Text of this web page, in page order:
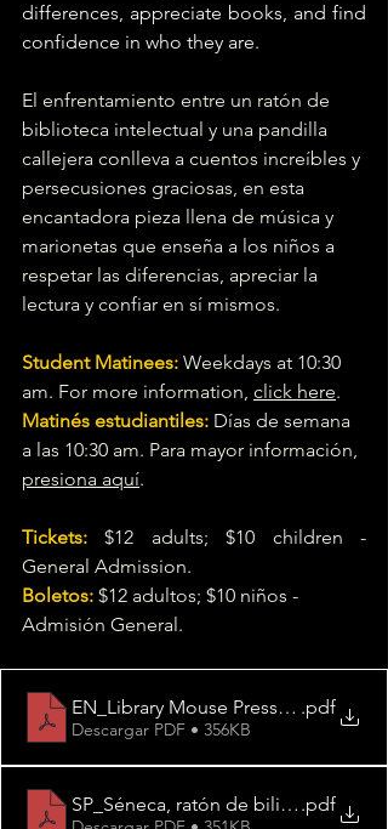
differences, appreciate books, and find
confidence in who they are.
El enfrentamiento entre un ratón de
biblioteca intelectual y una pandilla
callejera conlleva a cuentos increíbles y
persecusiones graciosas, en esta
encantadora pieza llena de música y
marionetas que enseña a los niños a
respetar las diferencias, apreciar la
lectura y confiar en sí mismos.
Student Matinees: Weekdays at 10:30
am. For more information, click here.
Matinés estudiantiles: Días de semana
a las 10:30 am. Para mayor información,
presiona aquí.
Tickets:
$12 adults; $10 children -
General Admission.
Boletos: $12 adultos; $10 niños -
Admisión General.
EN_Library Mouse Press Memo
.pdf
Descargar PDF • 356KB
SP_Séneca, ratón de bilioteca Nota
.pdf